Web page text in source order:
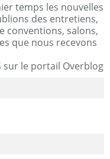
temps les nouvelles
des entretiens,
conventions, salons,
que nous recevons
sur le portail Overblog